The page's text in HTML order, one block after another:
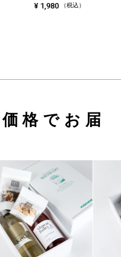
¥ 1,980 （税込）
格でお届